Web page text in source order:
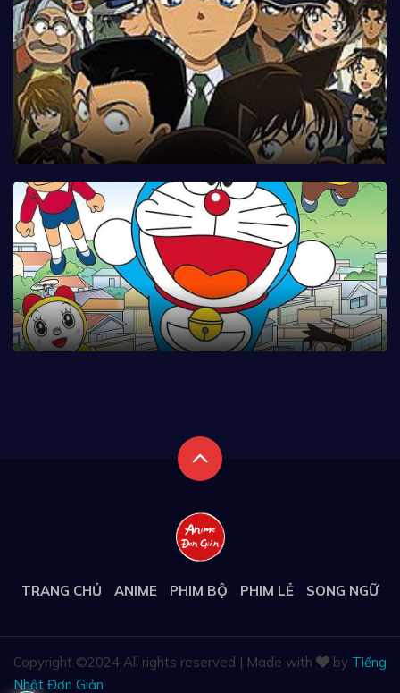
TRANG CHỦ ANIME PHIM BỘ PHIM LẺ SONG NGỮ
Copyright ©2024 All rights reserved | Made with by Tiếng
Nhật Đơn Giản